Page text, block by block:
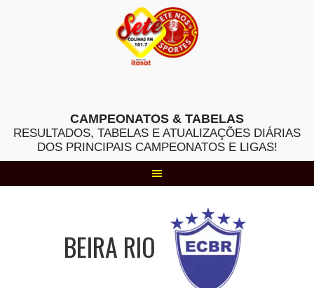
CAMPEONATOS & TABELAS
RESULTADOS, TABELAS E ATUALIZAÇÕES DIÁRIAS
DOS PRINCIPAIS CAMPEONATOS E LIGAS!
BEIRA RIO